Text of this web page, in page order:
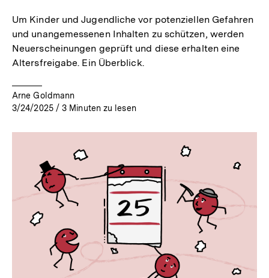
Um Kinder und Jugendliche vor potenziellen Gefahren
und unangemessenen Inhalten zu schützen, werden
Neuerscheinungen geprüft und diese erhalten eine
Altersfreigabe. Ein Überblick.
Arne Goldmann
3/24/2025 / 3 Minuten zu lesen